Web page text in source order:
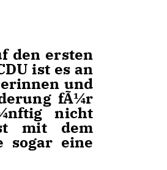
den ersten
ist es an
und
fÃ¼r
nicht
mit dem
sogar eine